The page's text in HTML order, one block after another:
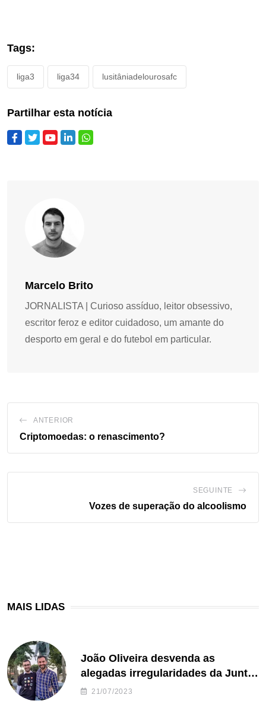
Tags:
liga3 liga34 lusitâniadelourosafc
Partilhar esta notícia
Marcelo Brito
JORNALISTA | Curioso assíduo, leitor obsessivo,
escritor feroz e editor cuidadoso, um amante do
desporto em geral e do futebol em particular.
ANTERIOR
Criptomoedas: o renascimento?
SEGUINTE
Vozes de superação do alcoolismo
MAIS LIDAS
João Oliveira desvenda as
alegadas irregularidades da Junta
de Freguesia S. João de Ver
21/07/2023